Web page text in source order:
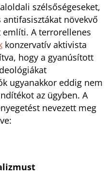
szélsőségeseket,
növekvő
említi. A terrorellenes
konzervatív aktivista
hogy a gyanúsított
ugyanakkor eddig nem
az ügyben. A
nevezett meg